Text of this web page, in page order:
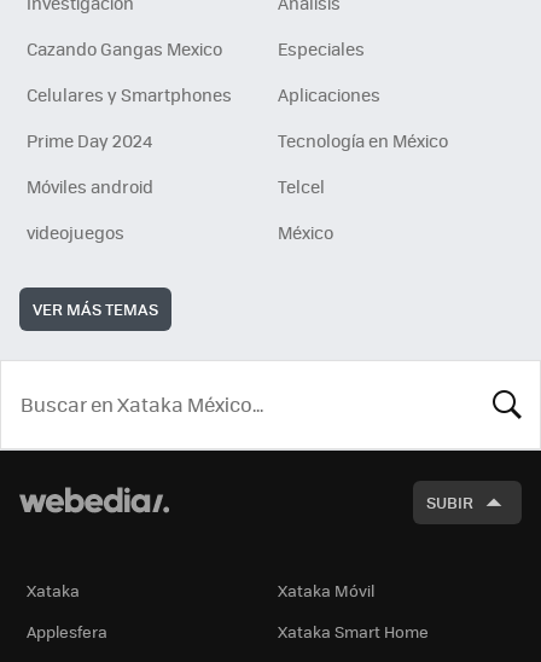
Cazando Gangas Mexico
Especiales
Celulares y Smartphones
Aplicaciones
Prime Day 2024
Tecnología en México
Móviles android
Telcel
videojuegos
México
VER MÁS TEMAS
SUBIR
Xataka
Xataka Móvil
Applesfera
Xataka Smart Home